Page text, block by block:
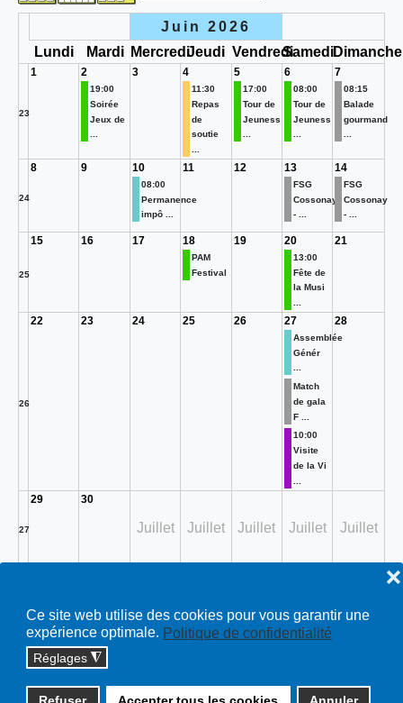
Ce site web utilise des cookies pour vous garantir une
expérience optimale. Politique de confidentialité
Réglages ◮
❌
Juin 2026
Lundi
Mardi MercrediJeudi VendrediSamediDimanche
23
1 2
19:00
Soirée
Jeux de
...
3 4
11:30
Repas
de
soutie
5
17:00
Tour de
Jeuness
...
6
08:00
Tour de
Jeuness
...
7
08:15
Balade
gourmand
...
24
8 9 10
08:00
Permanence
impô ...
11 12 13
FSG
Cossonay
- ...
14
FSG
Cossonay
- ...
25
15 16 17 18
PAM
Festival
19 20
13:00
Fête de
la Musi
21
26
22 23 24 25 26 27
Assemblée
Génér
...
Match
de gala
F ...
10:00
Visite
de la Vi
28
27
29 30
Juillet Juillet Juillet Juillet Juillet
Copyright © 2026 cossonay.ch - tous droits réservés | site :